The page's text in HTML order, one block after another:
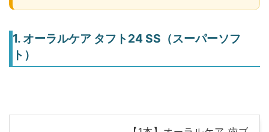
1. オーラルケア タフト24 SS（スーパーソフ
ト）